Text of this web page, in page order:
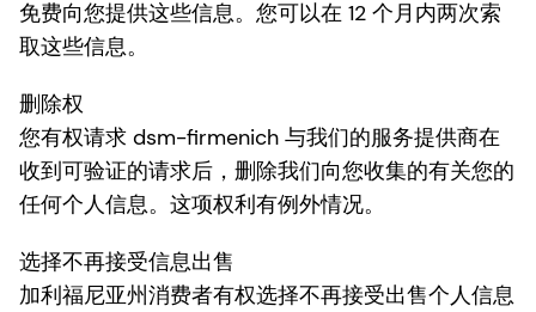
免费向您提供这些信息。您可以在 12 个月内两次索
取这些信息。
删除权
您有权请求 dsm-firmenich 与我们的服务提供商在
收到可验证的请求后，删除我们向您收集的有关您的
任何个人信息。这项权利有例外情况。
选择不再接受信息出售
加利福尼亚州消费者有权选择不再接受出售个人信息